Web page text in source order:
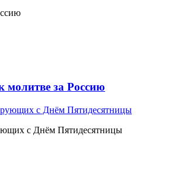
за Россию
с Днём Пятидесятницы